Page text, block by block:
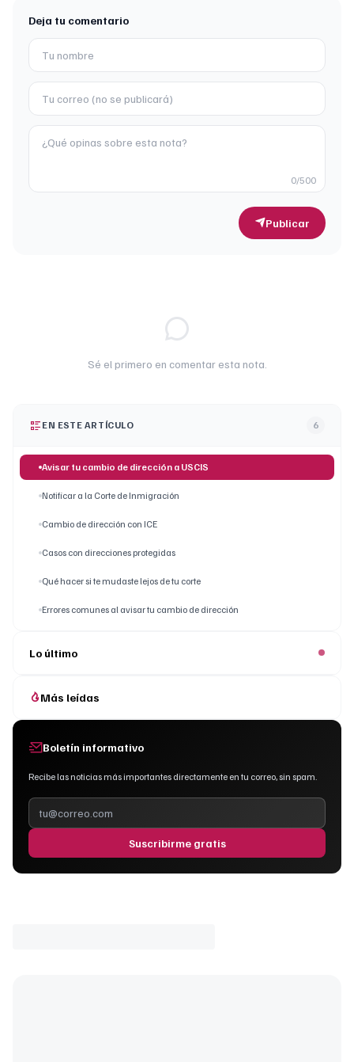
Deja tu comentario
0/500
Publicar
Sé el primero en comentar esta nota.
EN ESTE ARTÍCULO 6
Avisar tu cambio de dirección a USCIS
Notificar a la Corte de Inmigración
Cambio de dirección con ICE
Casos con direcciones protegidas
Qué hacer si te mudaste lejos de tu corte
Errores comunes al avisar tu cambio de dirección
Lo último
Más leídas
Boletín informativo
Recibe las noticias más importantes directamente en tu correo, sin spam.
Suscribirme gratis